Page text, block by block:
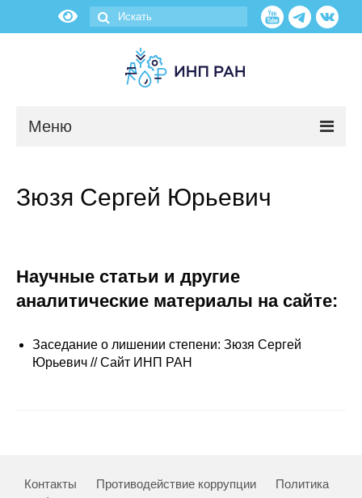
Меню
Научные подразделения
Сотрудники
Материалы для СМИ
Зюзя Сергей Юрьевич
Научные статьи и другие
аналитические материалы на сайте:
Заседание о лишении степени: Зюзя Сергей
Юрьевич // Сайт ИНП РАН
Контакты Противодействие коррупции
Политика